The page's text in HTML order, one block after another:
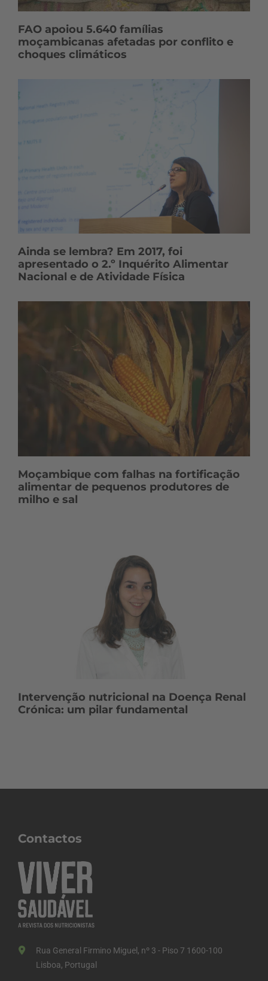
FAO apoiou 5.640 famílias
moçambicanas afetadas por conflito e
choques climáticos
Ainda se lembra? Em 2017, foi
apresentado o 2.º Inquérito Alimentar
Nacional e de Atividade Física
Moçambique com falhas na fortificação
alimentar de pequenos produtores de
milho e sal
Intervenção nutricional na Doença Renal
Crónica: um pilar fundamental
Contactos
Rua General Firmino Miguel, nº 3 - Piso 7 1600-100
Lisboa, Portugal